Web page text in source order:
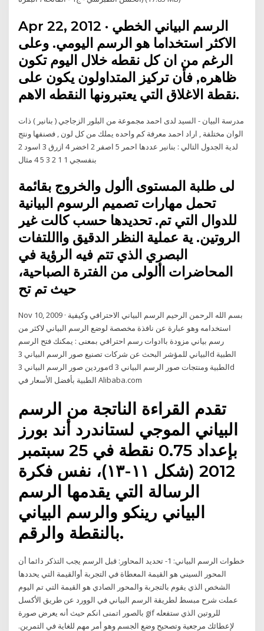
Apr 22, 2012 · الرسم البياني الخطي
الاكثر استخداما هو الرسم اليومي. وعلى
الرغم من ان كل نقطه خلال اليوم تكون
ظاهره, فأن تركيز المتداولون يكون على
نقطة الاغلاق التي يعتبرونها النقطه الاهم.
مدرسة البيان - السيد لدى احمد مجموعة من البلور الزجاجي ( بنانير ) ذات
الوان مختلفة , اراد احمد معرفة كم واحده يملك من كل لون , فصنفها ونتج
لدية الجدول التالي : بنانير عددها احمر 5 اصفر 2 اخضر 4 ازرق 3 اسود 2
بنفسجي 1 1 2 3 5 4 مثال
لى طلبة المستوى األول والخروج بقائمة
تحمل مهارات تصميم الرسوم البيانية
للدوال التي تم. تحديدها حسب كالت غير
الروتين. ية عملية النظر الدقيق وااللتفات
البصري الذي تتم فيه الرؤية في
المحاضرات األولى من الفترة الصباحية،
حيث تم تح
Nov 10, 2009 · بسم الله الرحمن الرحيم الرسم البياني الاحترافي وكيفية
استخدامه وهو عبارة عن نافذة مخصصة لوضع الرسم البياني لاكثر من
رسم بياني مزودة باادوات رسم احترافي بمعنى : يمكنك فتح الرسم
البياني للمؤشر البحث عن شركات تصنيع صور الرسم البياني 3d الطبية
موردين صور الرسم البياني 3d الطبية ومنتجات صور الرسم البياني 3d
الطبية بأفضل الأسعار في Alibaba.com
تقدم القراءة الناتجة من الرسم
البياني الموجي لستاندرد أند بورز
بإعداد 0.75 نقطة في 25 سبتمبر
2012 (شكل ١١-١٣)، نفس فكرة
الرسالة التي يقدمها الرسم
البياني رينكو والرسم البياني
بالنقطة والرقم.
خطوات الرسم البياني: 1- تحديد المحاور: قبل الرسم يجب التذكر دائما أن
المحور السيني هو القيمة المعطاة في التجربة أوالقيمة التي يحددها
الشخص الذي يقوم بالتجربة والمحور الصادي هو القيمة التي تم اليوم
عملت شرح مبسط لطريقة الرسم البياني في الوورد عن طريق الأكسل
بالصور اتمنى انكم حيث أنه يعرض صورة gif للروتين الذي ستفعله
لإعطائك مرجعية وتصحيح وضع الجسم وهو أمر مهم للغاية في التمرين.